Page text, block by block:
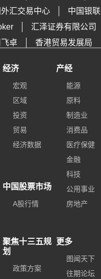
汇交易中心
中国银联
汇泽证券有限公司
卓
香港贸易发展局
经济
宏观
区域
投资
贸易
经济数据
中国股票市场
A股行情
产经
能源
原料
制造业
消费品
医疗保健
金融
科技
公用事业
房地产
聚焦十三五规
划
政策方案
更多
图闻天下
往期论坛